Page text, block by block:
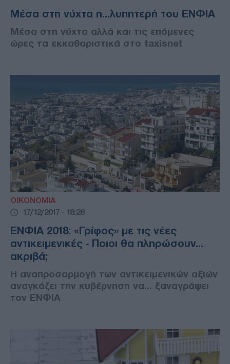
Μέσα στη νύχτα η...λυπητερή του ΕΝΦΙΑ
Μέσα στη νύχτα αλλά και τις επόμενες
ώρες τα εκκαθαριστικά στο taxisnet
ΟΙΚΟΝΟΜΙΑ
17/12/2017 - 18:28
ΕΝΦΙΑ 2018: «Γρίφος» με τις νέες
αντικειμενικές - Ποιοι θα πληρώσουν...
ακριβά;
Η αναπροσαρμογή των αντικειμενικών αξιών
αναγκάζει την κυβέρνηση να... ξαναγράψει
τον ΕΝΦΙΑ